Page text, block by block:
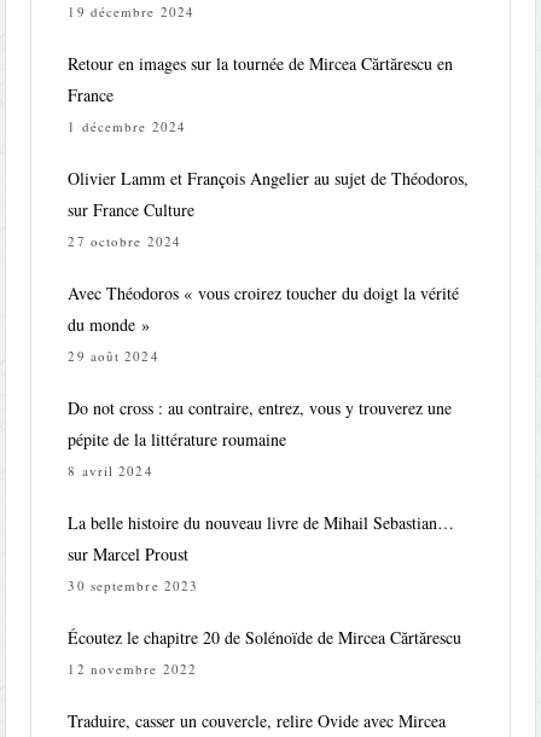
19 décembre 2024
Retour en images sur la tournée de Mircea Cărtărescu en
France
1 décembre 2024
Olivier Lamm et François Angelier au sujet de Théodoros,
sur France Culture
27 octobre 2024
Avec Théodoros « vous croirez toucher du doigt la vérité
du monde »
29 août 2024
Do not cross : au contraire, entrez, vous y trouverez une
pépite de la littérature roumaine
8 avril 2024
La belle histoire du nouveau livre de Mihail Sebastian…
sur Marcel Proust
30 septembre 2023
Écoutez le chapitre 20 de Solénoïde de Mircea Cărtărescu
12 novembre 2022
Traduire, casser un couvercle, relire Ovide avec Mircea